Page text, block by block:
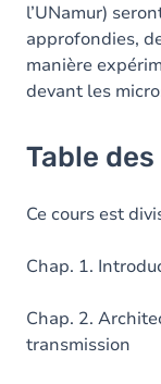
l’UNamur)
approfondies,
manière
devant les
Table
Ce cours est
Chap. 1.
Chap. 2.
transmission